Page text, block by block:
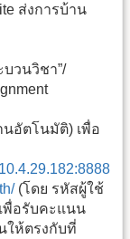
ส่งการบ้าน
บวนวิชา”/
นอัตโนมัติ) เพื่อ
(โดย รหัสผู้ใช้
พื่อรับคะแนน
ให้ตรงกับที่